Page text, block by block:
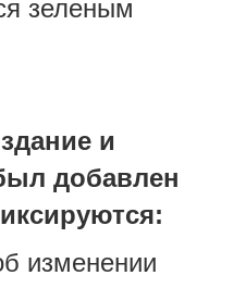
зеленым
и
добавлен
изменении